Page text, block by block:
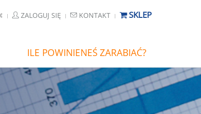
ZALOGUJ SIĘ KONTAKT SKLEP
ILE POWINIENEŚ ZARABIAĆ?